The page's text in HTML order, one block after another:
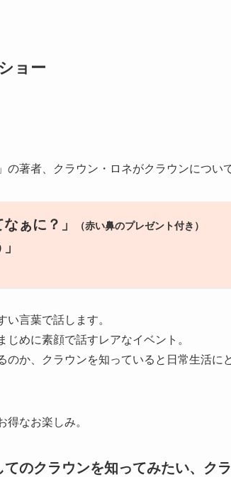
ョー
著者、クラウン・ロネがクラウンについ
ぁに？」 （赤い鼻のプレゼント付き）
言葉で話します。
めに素顔で話すレアなイベント。
か、クラウンを知っていると日常生活に
なお楽しみ。
のクラウンを知ってみたい、ク